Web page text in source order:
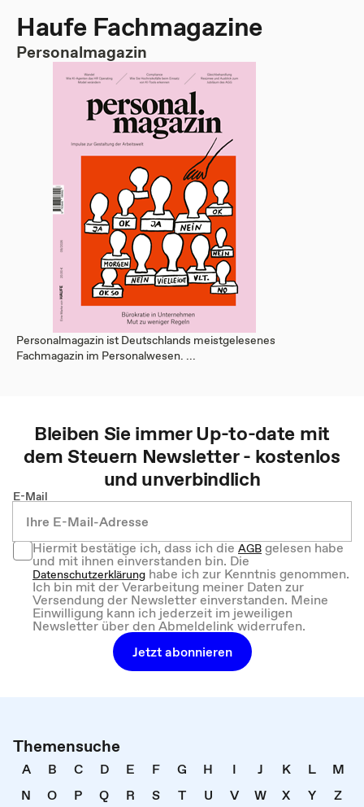
Haufe Fachmagazine
Personalmagazin
Personalmagazin ist Deutschlands meistgelesenes
Fachmagazin im Personalwesen. ...
Bleiben Sie immer Up-to-date mit
demSteuern Newsletter - kostenlos
und unverbindlich
E-Mail
Hiermit bestätige ich, dass ich dieAGBgelesen habe
und mit ihnen einverstanden bin. Die
Datenschutzerklärung habe ich zur Kenntnis genommen.
Ich bin mit der Verarbeitung meiner Daten zur
Versendung der Newsletter einverstanden. Meine
Einwilligung kann ich jederzeit im jeweiligen
Newsletter über den Abmeldelink widerrufen.
Jetzt abonnieren
Themensuche
A B C D E F G H I J K L
M
N
O P Q R S T U V W X Y
Z